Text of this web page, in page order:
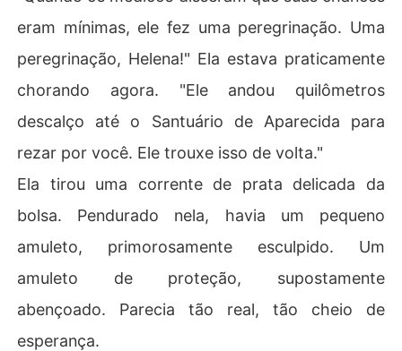
eram mínimas, ele fez uma peregrinação. Uma
peregrinação, Helena!" Ela estava praticamente
chorando agora. "Ele andou quilômetros
descalço até o Santuário de Aparecida para
rezar por você. Ele trouxe isso de volta."
Ela tirou uma corrente de prata delicada da
bolsa. Pendurado nela, havia um pequeno
amuleto, primorosamente esculpido. Um
amuleto de proteção, supostamente
abençoado. Parecia tão real, tão cheio de
esperança.